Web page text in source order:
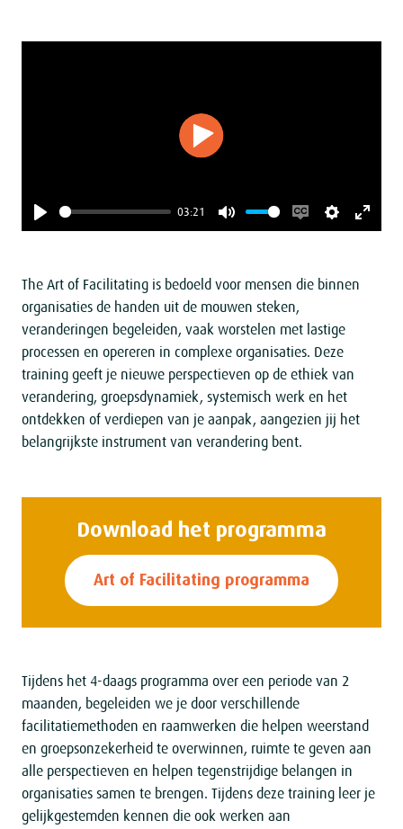
P
a
y
03:21
M
t
e
E
a
l
e
c
a
p
t
o
n
S
t
i
n
g
s
E
r
P
y
The Art of Facilitating is bedoeld voor mensen die binnen
organisaties de handen uit de mouwen steken,
veranderingen begeleiden, vaak worstelen met lastige
processen en opereren in complexe organisaties. Deze
training geeft je nieuwe perspectieven op de ethiek van
verandering, groepsdynamiek, systemisch werk en het
ontdekken of verdiepen van je aanpak, aangezien jij het
belangrijkste instrument van verandering bent.
Download het programma
Art of Facilitating programma
Tijdens het 4-daags programma over een periode van 2
maanden, begeleiden we je door verschillende
facilitatiemethoden en raamwerken die helpen weerstand
en groepsonzekerheid te overwinnen, ruimte te geven aan
alle perspectieven en helpen tegenstrijdige belangen in
organisaties samen te brengen. Tijdens deze training leer je
gelijkgestemden kennen die ook werken aan